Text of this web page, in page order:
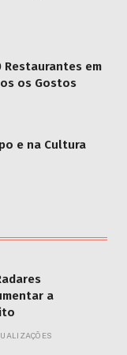
Restaurantes em
os Gostos
e na Cultura
a